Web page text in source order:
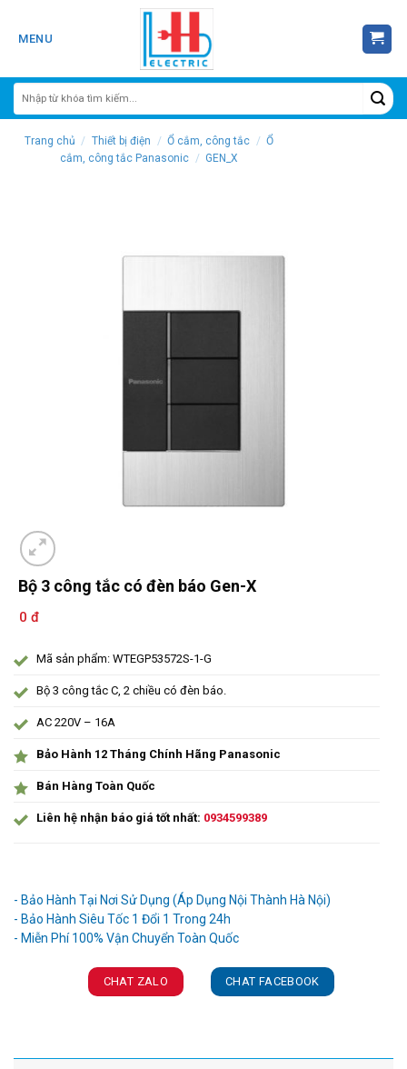
MENU
Trang chủ / Thiết bị điện / Ổ cắm, công tắc / Ổ
cắm, công tắc Panasonic / GEN_X
Bộ 3 công tắc có đèn báo Gen-X
0 đ
Mã sản phẩm: WTEGP53572S-1-G
Bộ 3 công tắc C, 2 chiều có đèn báo.
AC 220V – 16A
Bảo Hành 12 Tháng Chính Hãng Panasonic
Bán Hàng Toàn Quốc
Liên hệ nhận báo giá tốt nhất: 0934599389
- Bảo Hành Tại Nơi Sử Dụng (Áp Dụng Nội Thành Hà Nội)
- Bảo Hành Siêu Tốc 1 Đổi 1 Trong 24h
CHAT ZALO CHAT FACEBOOK